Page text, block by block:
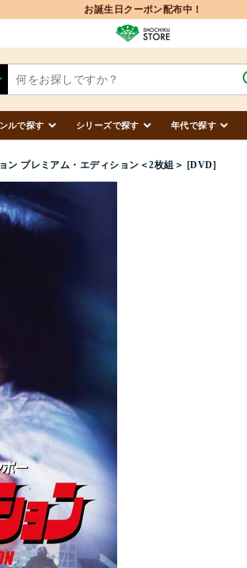
お誕生日クーポン配布中！
ルで探す シリーズで探す 年代で探す
ン プレミアム・エディション＜2枚組＞ [DVD]